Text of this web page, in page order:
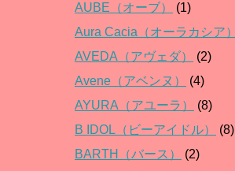
AUBE（オーブ）
(1)
Aura Cacia（オーラカシア）
AVEDA（アヴェダ）
(2)
Avene（アベンヌ）
(4)
AYURA（アユーラ）
(8)
B IDOL（ビーアイドル）
(8)
BARTH（バース）
(2)